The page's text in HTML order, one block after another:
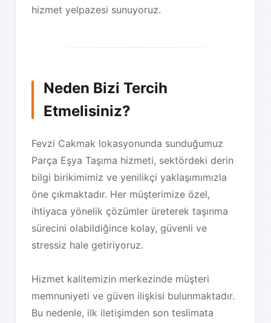
hizmet yelpazesi sunuyoruz.
Neden Bizi Tercih
Etmelisiniz?
Fevzi Cakmak lokasyonunda sunduğumuz
Parça Eşya Taşıma hizmeti, sektördeki derin
bilgi birikimimiz ve yenilikçi yaklaşımımızla
öne çıkmaktadır. Her müşterimize özel,
ihtiyaca yönelik çözümler üreterek taşınma
sürecini olabildiğince kolay, güvenli ve
stressiz hale getiriyoruz.
Hizmet kalitemizin merkezinde müşteri
memnuniyeti ve güven ilişkisi bulunmaktadır.
Bu nedenle, ilk iletişimden son teslimata